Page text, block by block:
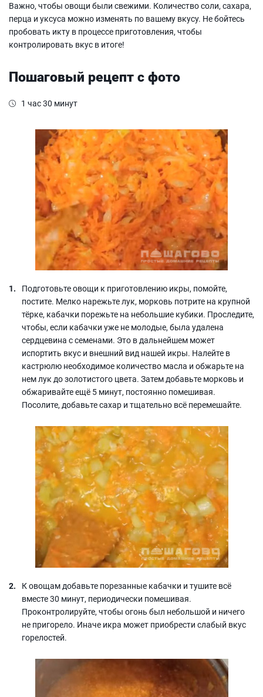
Важно, чтобы овощи были свежими. Количество соли, сахара,
перца и уксуса можно изменять по вашему вкусу. Не бойтесь
пробовать икту в процессе приготовления, чтобы
контролировать вкус в итоге!
Пошаговый рецепт с фото
1 час 30 минут
Подготовьте овощи к приготовлению икры, помойте,
постите. Мелко нарежьте лук, морковь потрите на крупной
тёрке, кабачки порежьте на небольшие кубики. Проследите,
чтобы, если кабачки уже не молодые, была удалена
сердцевина с семенами. Это в дальнейшем может
испортить вкус и внешний вид нашей икры. Налейте в
кастрюлю необходимое количество масла и обжарьте на
нем лук до золотистого цвета. Затем добавьте морковь и
обжаривайте ещё 5 минут, постоянно помешивая.
Посолите, добавьте сахар и тщательно всё перемешайте.
К овощам добавьте порезанные кабачки и тушите всё
вместе 30 минут, периодически помешивая.
Проконтролируйте, чтобы огонь был небольшой и ничего
не пригорело. Иначе икра может приобрести слабый вкус
горелостей.